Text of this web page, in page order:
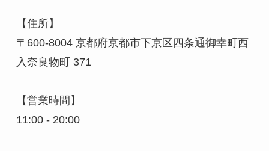
【住所】
〒600-8004 京都府京都市下京区四条通御幸町西
入奈良物町 371
【営業時間】
11:00 - 20:00